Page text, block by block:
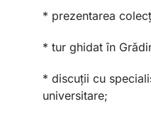
* prezentarea
* tur ghidat în
* discuții cu
universitare;